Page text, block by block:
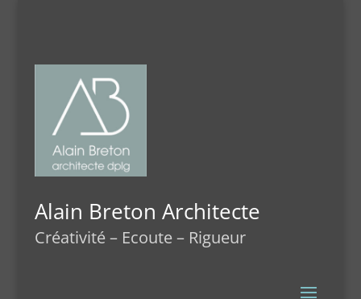
Alain Breton Architecte
Créativité – Ecoute – Rigueur